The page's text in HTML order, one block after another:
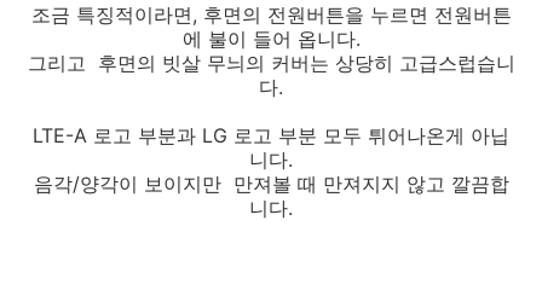
조금 특징적이라면, 후면의 전원버튼을 누르면 전원버튼
에 불이 들어 옵니다.
그리고 후면의 빗살 무늬의 커버는 상당히 고급스럽습니
다.
LTE-A 로고 부분과 LG 로고 부분 모두 튀어나온게 아닙
니다.
음각/양각이 보이지만 만져볼 때 만져지지 않고 깔끔합
니다.